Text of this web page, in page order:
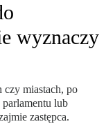
wyznaczy
miastach, po
lub
zastępca.